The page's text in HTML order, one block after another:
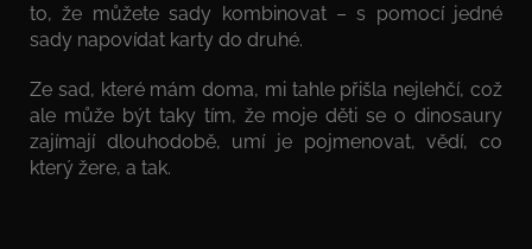
to, že můžete sady kombinovat – s pomocí jedné
sady napovídat karty do druhé.
Ze sad, které mám doma, mi tahle přišla nejlehčí, což
ale může být taky tím, že moje děti se o dinosaury
zajímají dlouhodobě, umí je pojmenovat, vědí, co
který žere, a tak.